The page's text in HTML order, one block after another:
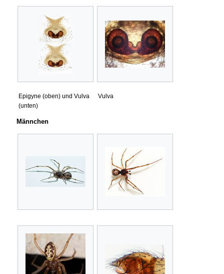
Epigyne (oben) und Vulva
(unten)
Vulva
Männchen